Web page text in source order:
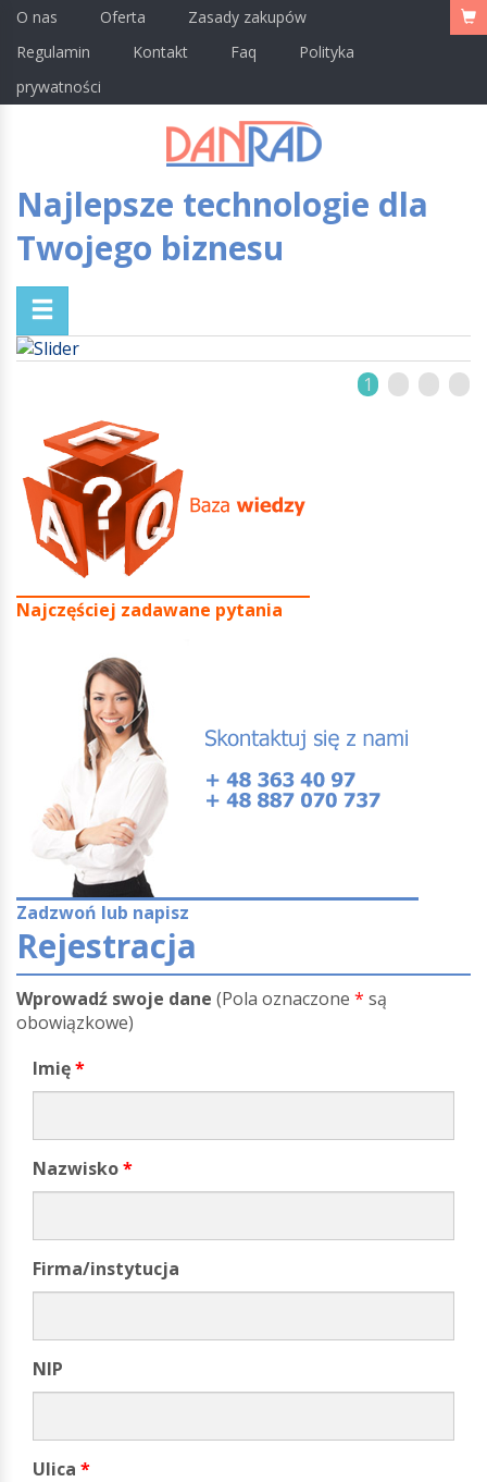
O nas Oferta
Zasady zakupów
Regulamin
Kontakt Faq
Polityka
prywatności
Najlepsze technologie dla
Twojego biznesu
1
Najczęściej zadawane pytania
Zadzwoń lub napisz
Rejestracja
Wprowadź swoje dane (Pola oznaczone * są
obowiązkowe)
Imię*
Nazwisko*
Firma/instytucja
NIP
Ulica *